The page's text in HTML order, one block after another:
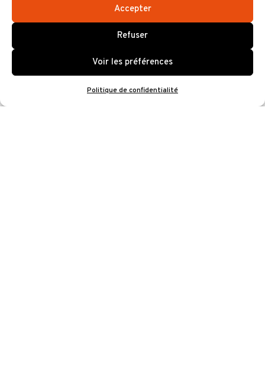
Accepter
Refuser
Voir les préférences
Politique de confidentialité
► Mise en vente générale : jeudi 05
juin 2025 à 10h
► Producteur : Décibels Productions